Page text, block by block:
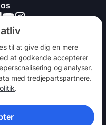
til at give dig en mere
at godkende accepterer
og analyser.
med tredjepartspartnere.
.